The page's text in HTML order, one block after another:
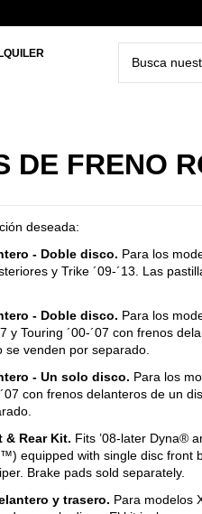
DE FRENO
deseada:
- Doble disco. Para los
y Trike ´09-´13. Las
- Doble disco. Para los
y Touring ´00-´07 con frenos
se venden por separado.
- Un solo disco. Para los
con frenos delanteros de un
& Rear Kit. Fits ’08-later Dyna®
equipped with single disc front
Brake pads sold separately.
y trasero. Para modelos